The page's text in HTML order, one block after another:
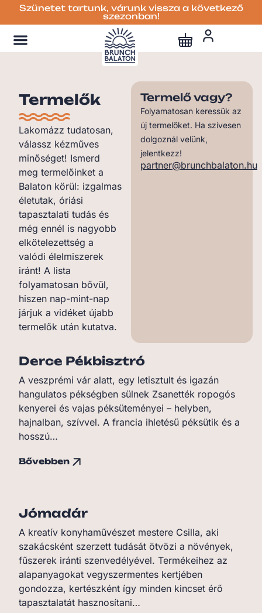
Szünetet tartunk, várunk vissza a következő
szezonban!
Termelők
Lakomázz tudatosan,
válassz kézműves
minőséget! Ismerd
meg termelőinket a
Balaton körül: izgalmas
életutak, óriási
tapasztalati tudás és
még ennél is nagyobb
elkötelezettség a
valódi élelmiszerek
iránt! A lista
folyamatosan bővül,
hiszen nap-mint-nap
járjuk a vidéket újabb
termelők után kutatva.
Termelő vagy?
Folyamatosan keressük az
új termelőket. Ha szívesen
dolgoznál velünk,
jelentkezz!
partner@brunchbalaton.hu
Derce Pékbisztró
A veszprémi vár alatt, egy letisztult és igazán
hangulatos pékségben sülnek Zsanették ropogós
kenyerei és vajas péksüteményei – helyben,
hajnalban, szívvel. A francia ihletésű péksütik és a
hosszú…
Bővebben
Jómadár
A kreatív konyhaművészet mestere Csilla, aki
szakácsként szerzett tudását ötvözi a növények,
fűszerek iránti szenvedélyével. Termékeihez az
alapanyagokat vegyszermentes kertjében
gondozza, kertészként így minden kincset érő
tapasztalatát hasznosítani…